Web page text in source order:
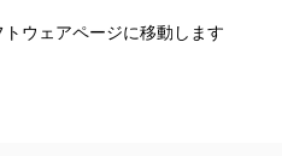
トウェアページに移動します